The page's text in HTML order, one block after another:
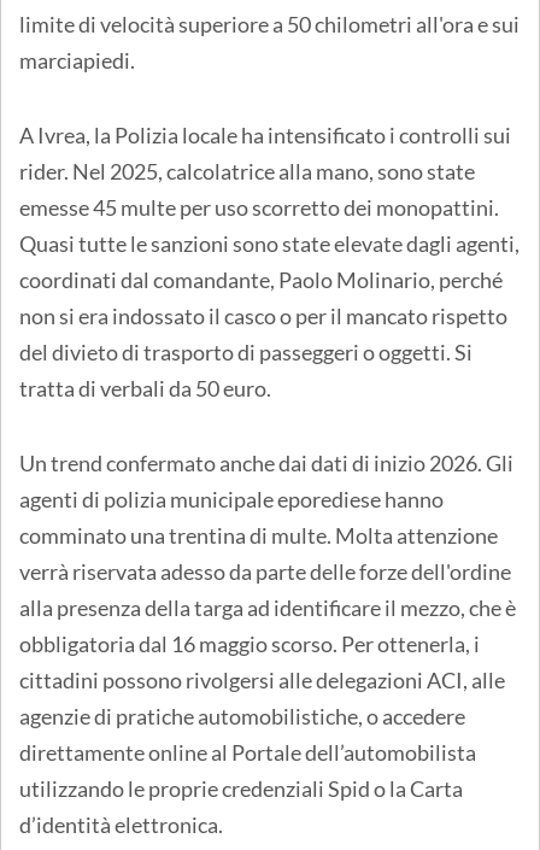
limite di velocità superiore a 50 chilometri all'ora e sui
marciapiedi.
A Ivrea, la Polizia locale ha intensificato i controlli sui
rider. Nel 2025, calcolatrice alla mano, sono state
emesse 45 multe per uso scorretto dei monopattini.
Quasi tutte le sanzioni sono state elevate dagli agenti,
coordinati dal comandante, Paolo Molinario, perché
non si era indossato il casco o per il mancato rispetto
del divieto di trasporto di passeggeri o oggetti. Si
tratta di verbali da 50 euro.
Un trend confermato anche dai dati di inizio 2026. Gli
agenti di polizia municipale eporediese hanno
comminato una trentina di multe. Molta attenzione
verrà riservata adesso da parte delle forze dell'ordine
alla presenza della targa ad identificare il mezzo, che è
obbligatoria dal 16 maggio scorso. Per ottenerla, i
cittadini possono rivolgersi alle delegazioni ACI, alle
agenzie di pratiche automobilistiche, o accedere
direttamente online al Portale dell’automobilista
utilizzando le proprie credenziali Spid o la Carta
d’identità elettronica.